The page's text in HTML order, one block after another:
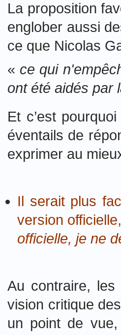
La proposition
englober aussi
ce que Nicolas
« ce qui
ont été aidés par
Et c’est
éventails de
exprimer au
Il serait plus
version
officielle, je ne
Au contraire,
vision critique
un point de vue,